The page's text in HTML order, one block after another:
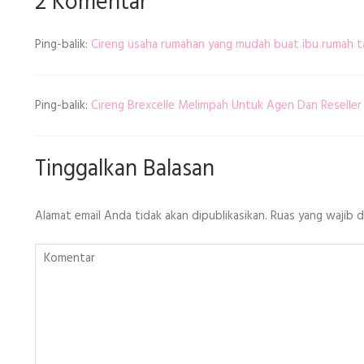
Ping-balik: Cireng usaha rumahan yang mudah buat ibu rumah
Ping-balik: Cireng Brexcelle Melimpah Untuk Agen Dan Reseller
Tinggalkan Balasan
Alamat email Anda tidak akan dipublikasikan. Ruas yang wajib
Komentar